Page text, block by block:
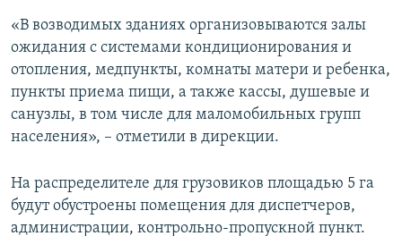
«В возводимых зданиях организовываются залы
ожидания с системами кондиционирования и
отопления, медпункты, комнаты матери и ребенка,
пункты приема пищи, а также кассы, душевые и
санузлы, в том числе для маломобильных групп
населения», – отметили в дирекции.
На распределителе для грузовиков площадью 5 га
будут обустроены помещения для диспетчеров,
администрации, контрольно-пропускной пункт.